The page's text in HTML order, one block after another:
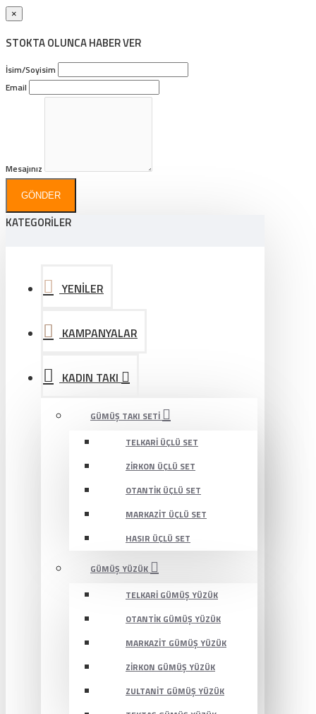
×
STOKTA OLUNCA HABER VER
İsim/Soyisim
Email
Mesajınız
GÖNDER
KATEGORİLER
YENİLER
KAMPANYALAR
KADIN TAKI
GÜMÜŞ TAKI SETI
TELKARI ÜÇLÜ SET
ZIRKON ÜÇLÜ SET
OTANTIK ÜÇLÜ SET
MARKAZIT ÜÇLÜ SET
HASIR ÜÇLÜ SET
GÜMÜŞ YÜZÜK
TELKARI GÜMÜŞ YÜZÜK
OTANTIK GÜMÜŞ YÜZÜK
MARKAZIT GÜMÜŞ YÜZÜK
ZIRKON GÜMÜŞ YÜZÜK
ZULTANIT GÜMÜŞ YÜZÜK